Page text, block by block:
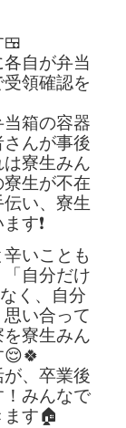
自が弁当
領確認を
箱の容器
んが事後
寮生みん
生が不在
い、寮生
す❗️
いことも
自分だけ
く、自分
い合って
寮生みん
、卒業後
みんなで
す🏠